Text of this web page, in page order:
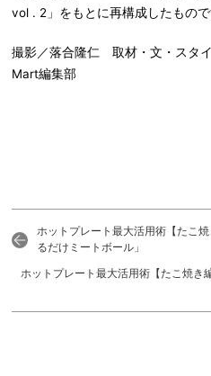
vol . 2」をもとに再構成したもので
撮影／落合隆仁 取材・文・スタ
Mart編集部
ホットプレート最大活用術【たこ
るだけミートボール」
ホットプレート最大活用術【たこ焼き